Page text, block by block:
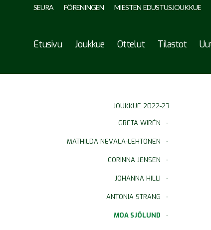
SEURA FÖRENINGEN MIESTEN EDUSTUSJOUKKUE
Etusivu Joukkue Ottelut Tilastot
JOUKKUE 2022-23
GRETA WIRÉN
MATHILDA NEVALA-LEHTONEN
CORINNA JENSEN
JOHANNA HILLI
ANTONIA STRANG
MOA SJÖLUND